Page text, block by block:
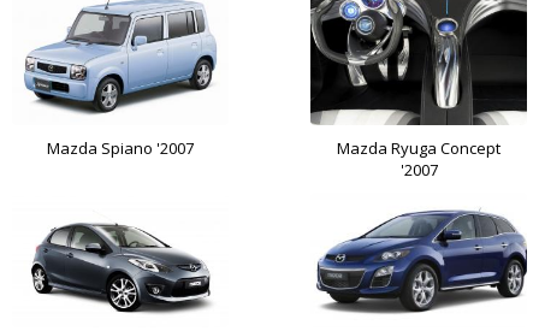
Mazda Spiano '2007
Mazda Ryuga Concept
'2007